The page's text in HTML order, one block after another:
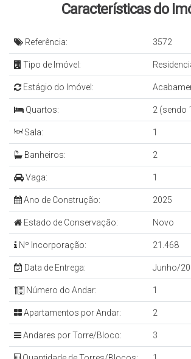
Características do
Referência: 3572
Tipo de Imóvel:
Estágio do Imóvel:
Quartos: 2 (sendo
Sala: 1
Banheiros: 2
Vaga: 1
Ano de Construção: 2025
Estado de Conservação: Novo
Nº Incorporação: 21.468
Data de Entrega: Junho/
Número do Andar: 1
Apartamentos por Andar: 2
Andares por Torre/Bloco: 3